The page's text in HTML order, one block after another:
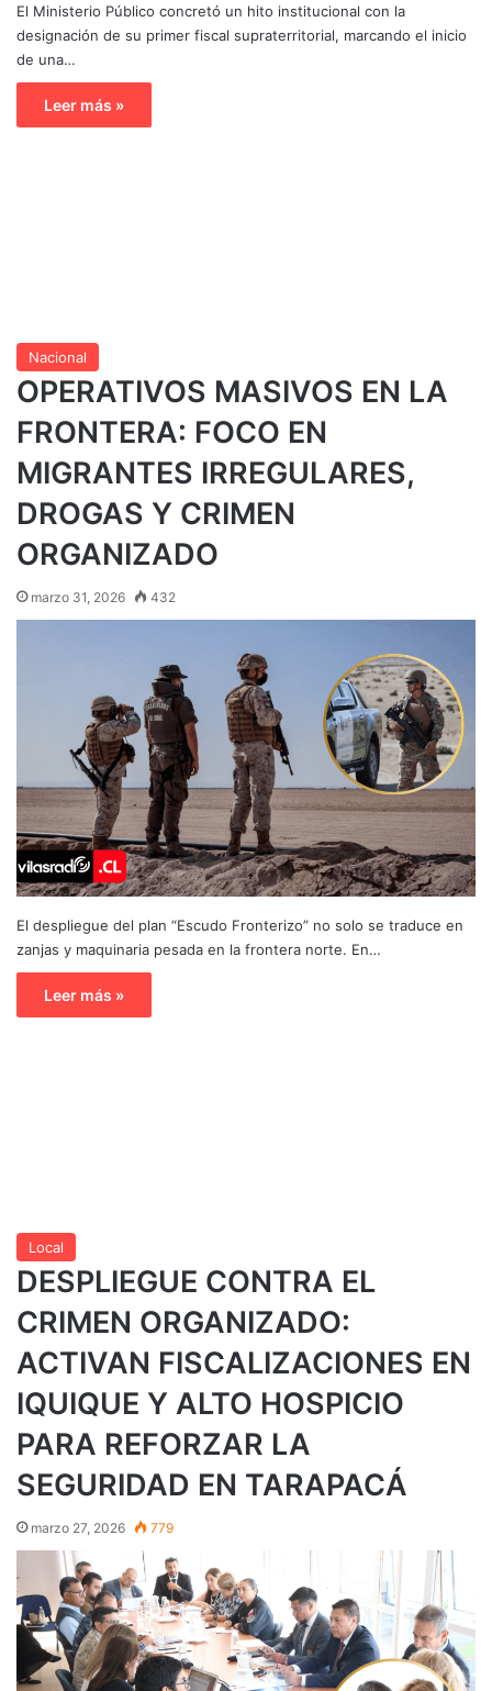
El Ministerio Público concretó un hito institucional con la
designación de su primer fiscal supraterritorial, marcando el inicio
de una…
Leer más »
Nacional
OPERATIVOS MASIVOS EN LA
FRONTERA: FOCO EN
MIGRANTES IRREGULARES,
DROGAS Y CRIMEN
ORGANIZADO
marzo 31, 2026 432
El despliegue del plan “Escudo Fronterizo” no solo se traduce en
zanjas y maquinaria pesada en la frontera norte. En…
Leer más »
Local
DESPLIEGUE CONTRA EL
CRIMEN ORGANIZADO:
ACTIVAN FISCALIZACIONES EN
IQUIQUE Y ALTO HOSPICIO
PARA REFORZAR LA
SEGURIDAD EN TARAPACÁ
marzo 27, 2026 779